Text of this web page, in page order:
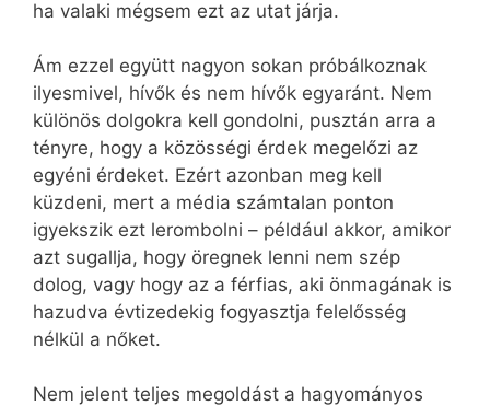
ha valaki mégsem ezt az utat járja.
Ám ezzel együtt nagyon sokan próbálkoznak
ilyesmivel, hívők és nem hívők egyaránt. Nem
különös dolgokra kell gondolni, pusztán arra a
tényre, hogy a közösségi érdek megelőzi az
egyéni érdeket. Ezért azonban meg kell
küzdeni, mert a média számtalan ponton
igyekszik ezt lerombolni – például akkor, amikor
azt sugallja, hogy öregnek lenni nem szép
dolog, vagy hogy az a férfias, aki önmagának is
hazudva évtizedekig fogyasztja felelősség
nélkül a nőket.
Nem jelent teljes megoldást a hagyományos